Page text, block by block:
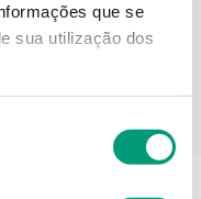
que se
sua utilização dos